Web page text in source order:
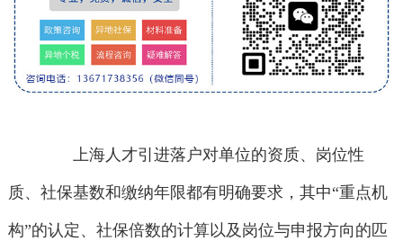
上海人才引进落户对单位的资质、岗位性
质、社保基数和缴纳年限都有明确要求，其中“重点机
构”的认定、社保倍数的计算以及岗位与申报方向的匹